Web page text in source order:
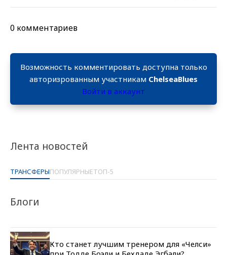
Лента новостей
ТРАНСФЕРЫПОПУЛЯРНЫЕТОП-5
Блоги
Кто станет лучшим тренером для «Челси»
0 комментариев
Возможность комментировать доступна только
авторизрованным участникам ChelseaBlues
Войти в аккаунт